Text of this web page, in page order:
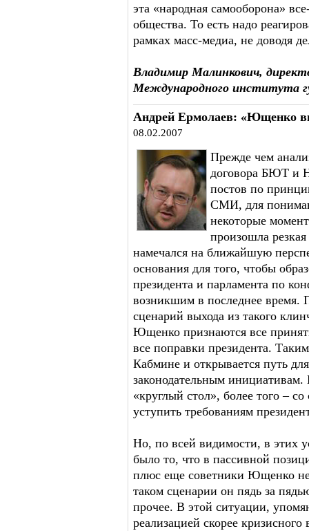
эта «народная самооборона»
общества. То есть надо
рамках масс-медиа, не доводя
Владимир Малинкович,
Международного института
Андрей Ермолаев: «Ющенко
08.02.2007
Прежде чем
договора БЮТ и
постов по
СМИ, для
некоторые
произошла
намечался на ближайшую
основания для того, чтобы
президента и парламента по
возникшим в последнее время.
сценарий выхода из такого
Ющенко признаются все
все поправки президента.
Кабмине и открывается путь
законодательным
«круглый стол», более того –
уступить требованиям
Но, по всей видимости, в этих
было то, что в пассивной
плюс еще советники Ющенко
таком сценарии он пядь за
прочее. В этой ситуации,
реализацией скорее